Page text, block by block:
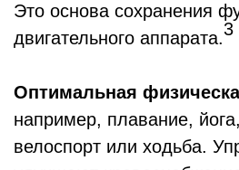
Это основа сохранения
двигательного аппарата.3
Оптимальная
например, плавание,
велоспорт или ходьба.